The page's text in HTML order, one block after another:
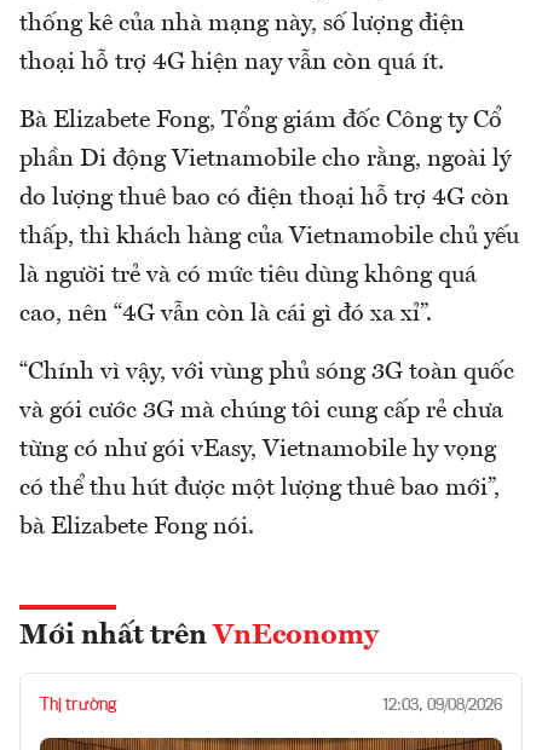
thống kê của nhà mạng này, số lượng điện
thoại hỗ trợ 4G hiện nay vẫn còn quá ít.
Bà Elizabete Fong, Tổng giám đốc Công ty Cổ
phần Di động Vietnamobile cho rằng, ngoài lý
do lượng thuê bao có điện thoại hỗ trợ 4G còn
thấp, thì khách hàng của Vietnamobile chủ yếu
là người trẻ và có mức tiêu dùng không quá
cao, nên “4G vẫn còn là cái gì đó xa xỉ”.
“Chính vì vậy, với vùng phủ sóng 3G toàn quốc
và gói cước 3G mà chúng tôi cung cấp rẻ chưa
từng có như gói vEasy, Vietnamobile hy vọng
có thể thu hút được một lượng thuê bao mới”,
bà Elizabete Fong nói.
Mới nhất trên VnEconomy
Thị trường 12:03, 09/08/2026